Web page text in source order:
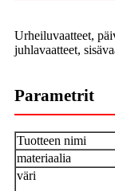
Urheiluvaatteet,
juhlavaatteet,
Parametrit
Tuotteen nimi
materiaalia
väri